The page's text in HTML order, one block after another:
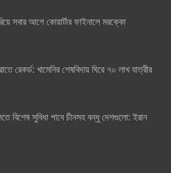
সবার আগে কোয়ার্টার ফাইনালে মরক্কো
রেকর্ড: খামেনির শেষবিদায় ঘিরে ৭০ লাখ যাত্রীর
বিশেষ সুবিধা পাবে চীনসহ বন্ধু দেশগুলো: ইরান